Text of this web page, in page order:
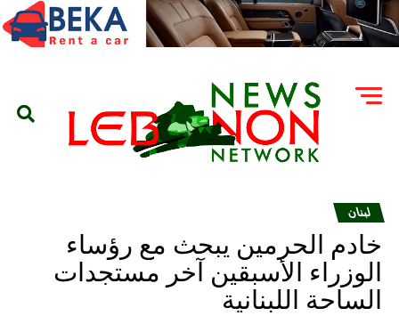
لبنان
خادم الحرمين يبحث مع رؤساء
الوزراء الأسبقين آخر مستجدات
الساحة اللبنانية